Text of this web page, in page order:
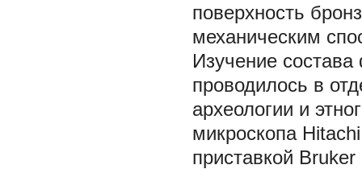
поверхность
механическим
Изучение
проводилось в
археологии и
микроскопа
приставкой